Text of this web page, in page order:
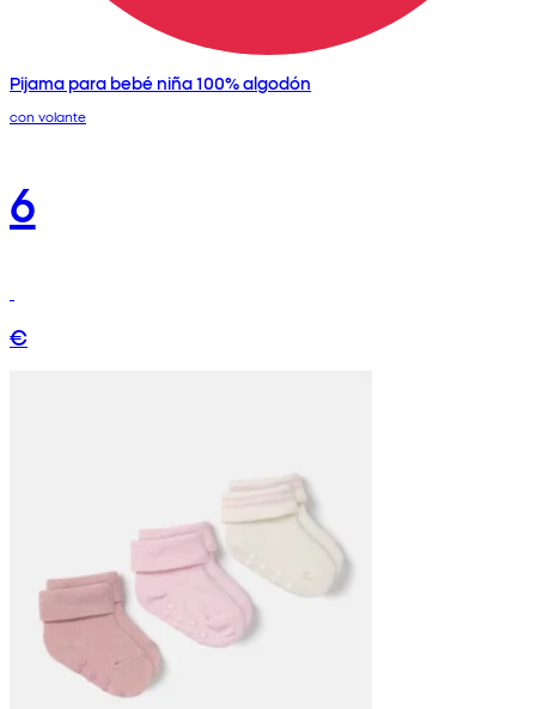
Pijama para bebé niña 100% algodón
con volante
6
€